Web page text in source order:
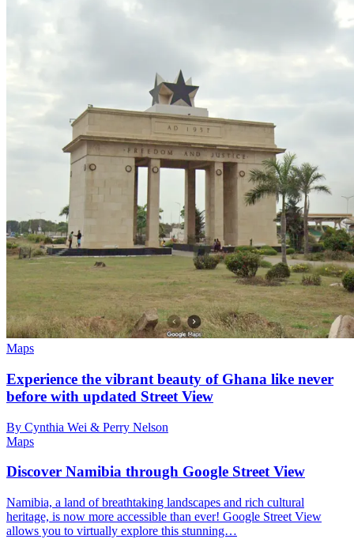
Maps
Experience the vibrant beauty of Ghana like never
before with updated Street View
By Cynthia Wei & Perry Nelson
Maps
Discover Namibia through Google Street View
Namibia, a land of breathtaking landscapes and rich cultural
heritage, is now more accessible than ever! Google Street View
allows you to virtually explore this stunning…